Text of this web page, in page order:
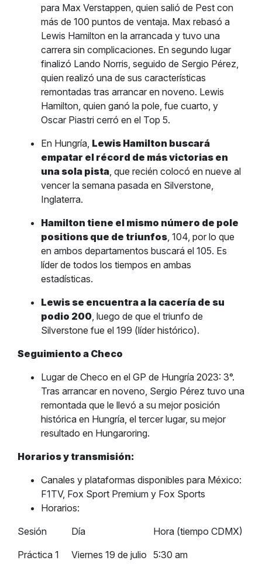
para Max Verstappen, quien salió de Pest con
más de 100 puntos de ventaja. Max rebasó a
Lewis Hamilton en la arrancada y tuvo una
carrera sin complicaciones. En segundo lugar
finalizó Lando Norris, seguido de Sergio Pérez,
quien realizó una de sus características
remontadas tras arrancar en noveno. Lewis
Hamilton, quien ganó la pole, fue cuarto, y
Oscar Piastri cerró en el Top 5.
En Hungría, Lewis Hamilton buscará
empatar el récord de más victorias en
una sola pista, que recién colocó en nueve al
vencer la semana pasada en Silverstone,
Inglaterra.
Hamilton tiene el mismo número de pole
positions que de triunfos, 104, por lo que
en ambos departamentos buscará el 105. Es
líder de todos los tiempos en ambas
estadísticas.
Lewis se encuentra a la cacería de su
podio 200, luego de que el triunfo de
Silverstone fue el 199 (líder histórico).
Seguimiento a Checo
Lugar de Checo en el GP de Hungría 2023: 3°.
Tras arrancar en noveno, Sergio Pérez tuvo una
remontada que le llevó a su mejor posición
histórica en Hungría, el tercer lugar, su mejor
resultado en Hungaroring.
Horarios y transmisión:
Canales y plataformas disponibles para México:
F1TV, Fox Sport Premium y Fox Sports
Horarios:
Sesión
Día
Hora (tiempo CDMX)
Práctica 1
Viernes 19 de julio 5:30 am